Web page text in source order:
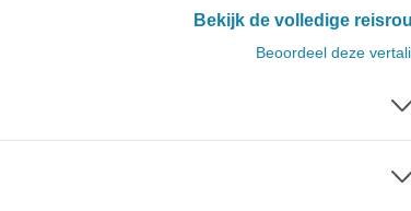
Bekijk de volledige
Beoordeel deze